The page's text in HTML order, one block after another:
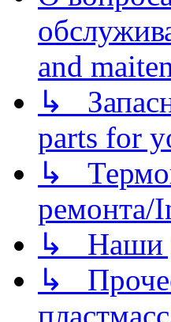
and
↳
parts for
↳
ремонта/
↳ Наши
↳